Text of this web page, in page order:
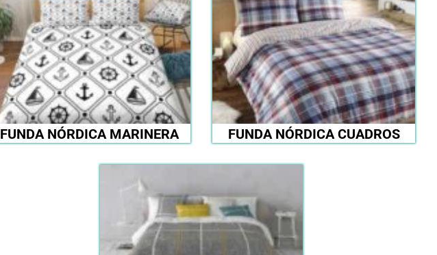
FUNDA NÓRDICA MARINERA FUNDA NÓRDICA CUADROS